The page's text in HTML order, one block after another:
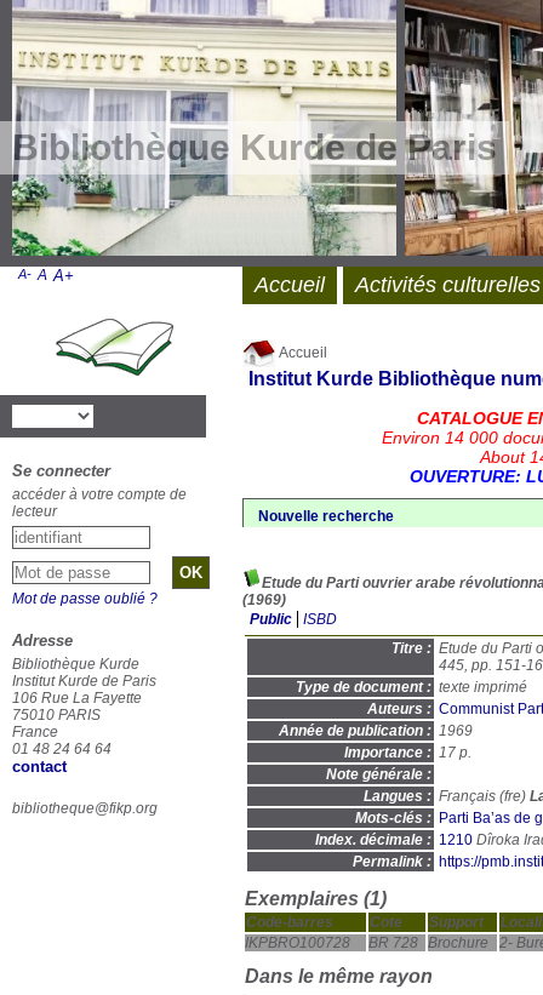
Bibliothèque Kurde de Paris
Accueil
Institut Kurde Bibliothèque
CATALOGUE
Environ 14 000
About
OUVERTURE:
Nouvelle recherche
Etude du Parti ouvrier arabe
(1969)
Public
ISBD
Titre : Etude du Parti
445, pp. 151-
Type de document : texte imprimé
Auteurs : Communist
Année de publication : 1969
Importance : 17 p.
Note générale :
Langues : Français (fre)
Mots-clés : Parti Ba’as de
Index. décimale : 1210
Permalink : https://
Exemplaires (1)
Code-barres Cote Support
IKPBRO100728
BR 728 Brochure 2-
Dans le même rayon
Accueil Activités culturelles
A- A A+
Se connecter
accéder à votre compte de
lecteur
Mot de passe oublié ?
Adresse
Bibliothèque Kurde
Institut Kurde de Paris
106 Rue La Fayette
75010 PARIS
France
01 48 24 64 64
contact
bibliotheque@fikp.org